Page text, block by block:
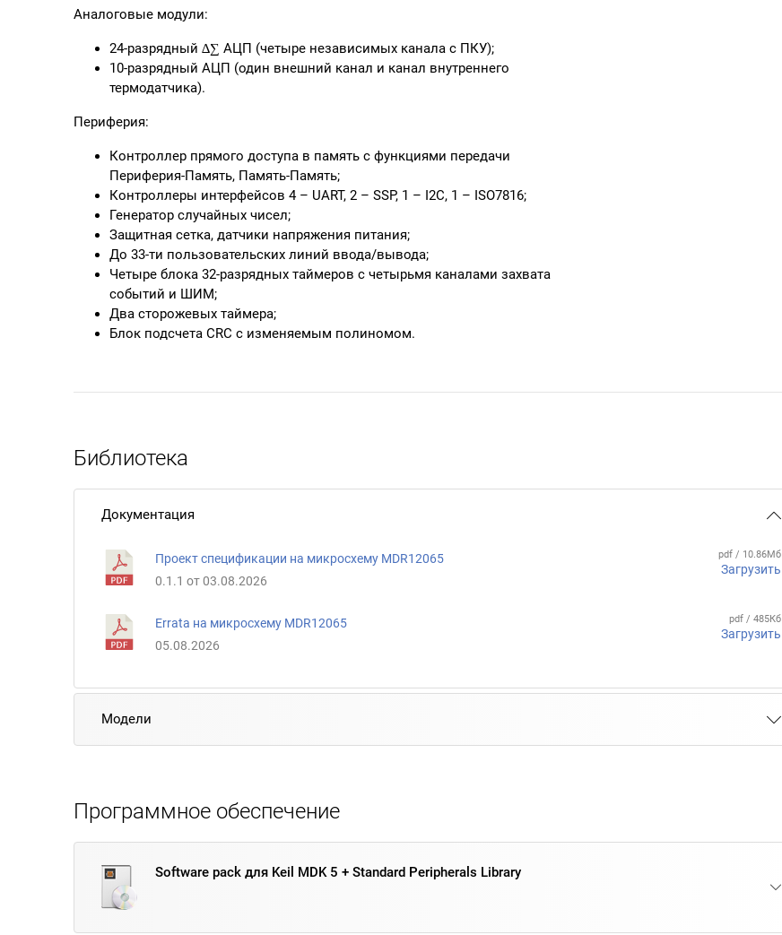
Аналоговые модули:
24-разрядный ∆∑ АЦП (четыре независимых канала с ПКУ);
10-разрядный АЦП (один внешний канал и канал внутреннего
термодатчика).
Периферия:
Контроллер прямого доступа в память с функциями передачи
Периферия-Память, Память-Память;
Контроллеры интерфейсов 4 – UART, 2 – SSP, 1 – I2C, 1 – ISO7816;
Генератор случайных чисел;
Защитная сетка, датчики напряжения питания;
До 33-ти пользовательских линий ввода/вывода;
Четыре блока 32-разрядных таймеров с четырьмя каналами захвата
событий и ШИМ;
Два сторожевых таймера;
Блок подсчета CRC с изменяемым полиномом.
Библиотека
Документация
Проект спецификации на микросхему MDR12065
0.1.1 от 03.08.2026
pdf / 10.86Мб
Загрузить
Errata на микросхему MDR12065
05.08.2026
pdf / 485Кб
Загрузить
Модели
Программное обеспечение
Software pack для Keil MDK 5 + Standard Peripherals Library